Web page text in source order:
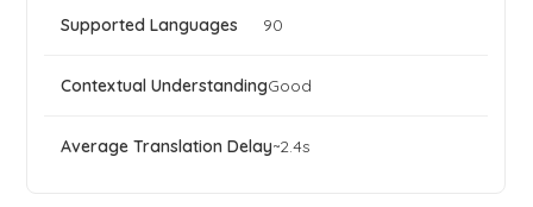
90
Good
~2.4s